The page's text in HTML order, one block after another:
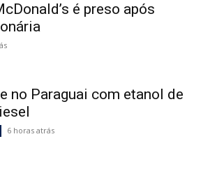
é preso após
no Paraguai com etanol de
6 horas atrás